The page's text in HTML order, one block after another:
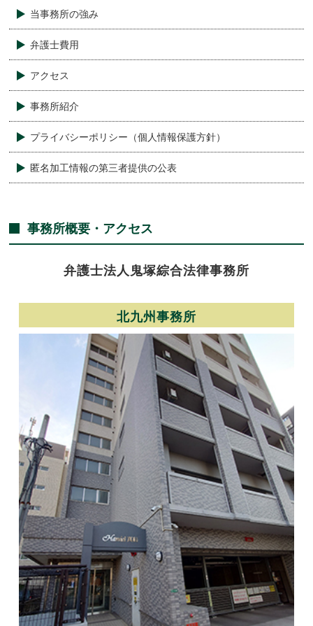
当事務所の強み
弁護士費用
アクセス
事務所紹介
プライバシーポリシー（個人情報保護方針）
匿名加工情報の第三者提供の公表
事務所概要・アクセス
弁護士法人 鬼塚綜合法律事務所
北九州事務所